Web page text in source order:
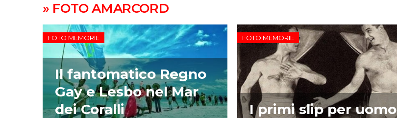
» FOTO AMARCORD
FOTO MEMORIE
Il fantomatico Regno
Gay e Lesbo nel Mar
dei Coralli
FOTO MEMORIE
I primi slip per uomo